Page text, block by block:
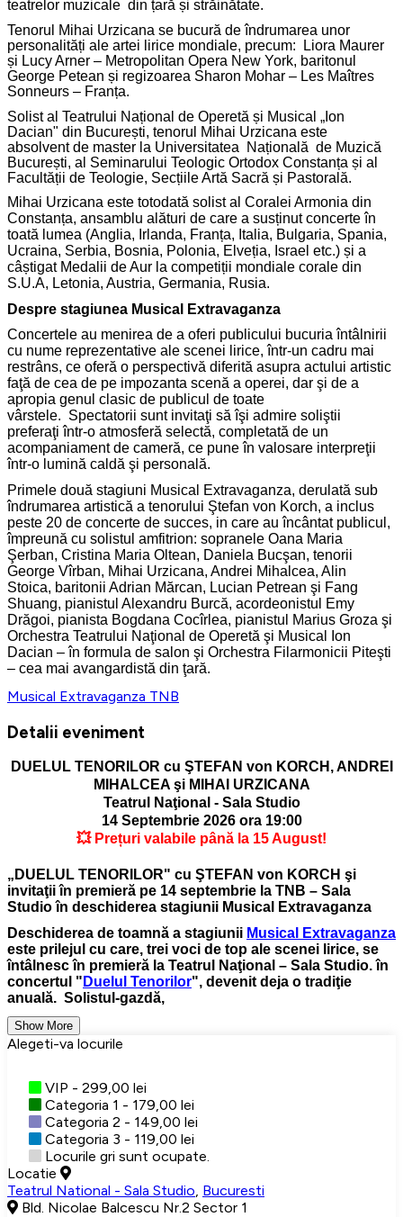
teatrelor muzicale din țară și străinătate.
Tenorul Mihai Urzicana se bucură de îndrumarea unor
personalități ale artei lirice mondiale, precum: Liora Maurer
și Lucy Arner – Metropolitan Opera New York, baritonul
George Petean și regizoarea Sharon Mohar – Les Maîtres
Sonneurs – Franța.
Solist al Teatrului Național de Operetă și Musical „Ion
Dacian" din București, tenorul Mihai Urzicana este
absolvent de master la Universitatea Națională de Muzică
București, al Seminarului Teologic Ortodox Constanța și al
Facultății de Teologie, Secțiile Artă Sacră și Pastorală.
Mihai Urzicana este totodată solist al Coralei Armonia din
Constanța, ansamblu alături de care a susținut concerte în
toată lumea (Anglia, Irlanda, Franța, Italia, Bulgaria, Spania,
Ucraina, Serbia, Bosnia, Polonia, Elveția, Israel etc.) și a
câștigat Medalii de Aur la competiții mondiale corale din
S.U.A, Letonia, Austria, Germania, Rusia.
Despre stagiunea Musical Extravaganza
Concertele au menirea de a oferi publicului bucuria întâlnirii
cu nume reprezentative ale scenei lirice, într-un cadru mai
restrâns, ce oferă o perspectivă diferită asupra actului artistic
faţă de cea de pe impozanta scenă a operei, dar şi de a
apropia genul clasic de publicul de toate
vârstele. Spectatorii sunt invitaţi să îşi admire soliştii
preferaţi într-o atmosferă selectă, completată de un
acompaniament de cameră, ce pune în valosare interpreţii
într-o lumină caldă şi personală.
Primele două stagiuni Musical Extravaganza, derulată sub
îndrumarea artistică a tenorului Ştefan von Korch, a inclus
peste 20 de concerte de succes, in care au încântat publicul,
împreună cu solistul amfitrion: sopranele Oana Maria
Şerban, Cristina Maria Oltean, Daniela Bucşan, tenorii
George Vîrban, Mihai Urzicana, Andrei Mihalcea, Alin
Stoica, baritonii Adrian Mărcan, Lucian Petrean şi Fang
Shuang, pianistul Alexandru Burcă, acordeonistul Emy
Drăgoi, pianista Bogdana Cocîrlea, pianistul Marius Groza şi
Orchestra Teatrului Naţional de Operetă şi Musical Ion
Dacian – în formula de salon şi Orchestra Filarmonicii Piteşti
– cea mai avangardistă din ţară.
Musical Extravaganza TNB
Detalii eveniment
DUELUL TENORILOR cu ŞTEFAN von KORCH, ANDREI
MIHALCEA şi MIHAI URZICANA
Teatrul Naţional - Sala Studio
14 Septembrie 2026 ora 19:00
💥 Prețuri valabile până la 15 August!
DUELUL TENORILOR" cu ŞTEFAN von KORCH şi
invitaţii în premieră pe 14 septembrie la TNB – Sala
Studio în deschiderea stagiunii Musical Extravaganza
Deschiderea de toamnă a stagiunii Musical Extravaganza
este prilejul cu care, trei voci de top ale scenei lirice, se
întâlnesc în premieră la Teatrul Naţional – Sala Studio. în
concertul " Duelul Tenorilor", devenit deja o tradiţie
anuală. Solistul-gazdă,
Show More
Alegeti-va locurile
VIP - 299,00 lei
Categoria 1 - 179,00 lei
Categoria 2 - 149,00 lei
Categoria 3 - 119,00 lei
Locurile gri sunt ocupate.
Locatie
Teatrul National - Sala Studio Bucuresti
Bld. Nicolae Balcescu Nr.2 Sector 1